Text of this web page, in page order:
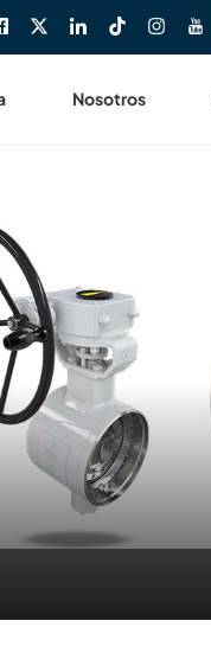
Nosotros